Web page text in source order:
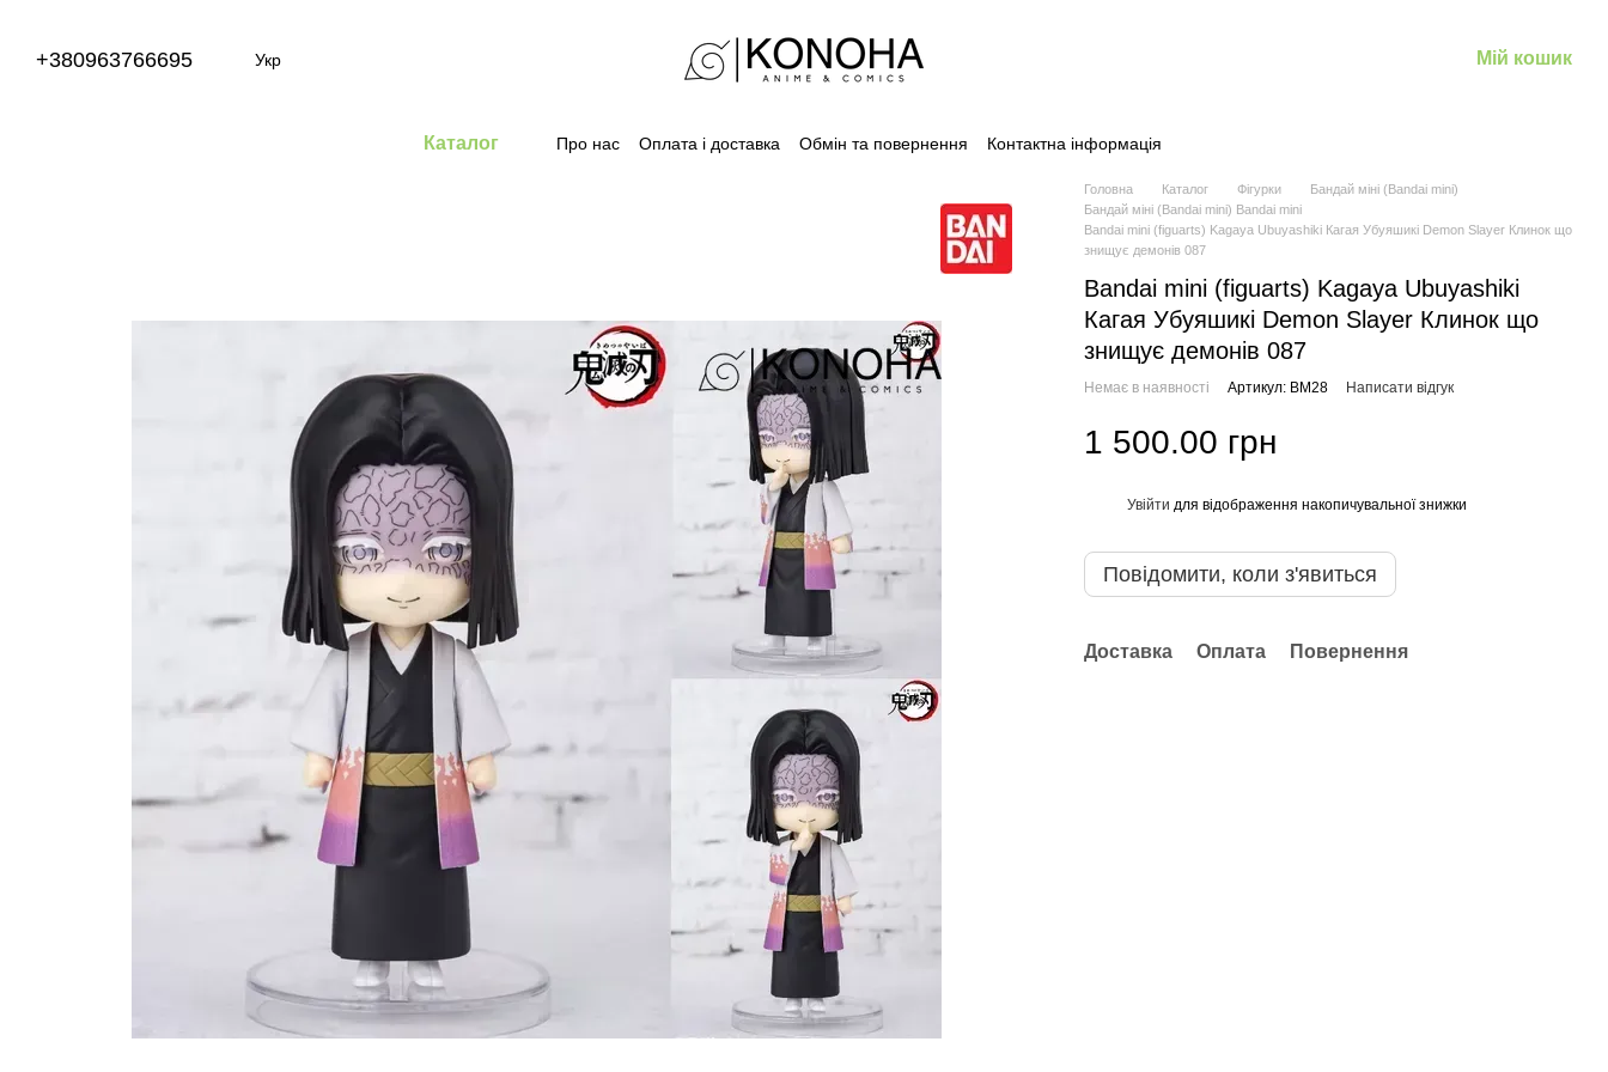
+380963766695 Укр Мій кошик
Каталог Про нас Оплата і доставка Обмін та повернення Контактна інформація
Головна Каталог Фігурки
Бандай міні (Bandai mini)
Бандай міні (Bandai mini) Bandai mini
Bandai mini (figuarts) Kagaya Ubuyashiki Кагая Убуяшикі Demon Slayer Клинок що
знищує демонів 087
Bandai mini (figuarts) Kagaya Ubuyashiki
Кагая Убуяшикі Demon Slayer Клинок що
знищує демонів 087
Немає в наявності Артикул: BM28 Написати відгук
1 500.00 грн
Увійти для відображення накопичувальної знижки
Повідомити, коли з'явиться
Доставка Оплата Повернення